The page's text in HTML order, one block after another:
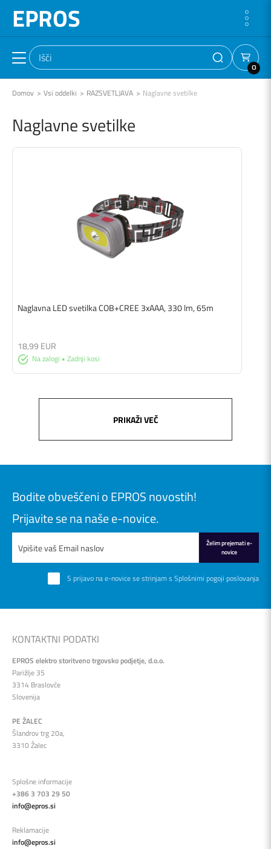
EPROS
0
Domov Vsi oddelki RAZSVETLJAVA Naglavne svetilke
Naglavne svetilke
Naglavna LED svetilka COB+CREE 3xAAA, 330 lm, 65m
Na zalogi • Zadnji kosi
18,99 EUR
PRIKAŽI VEČ
Bodite obveščeni o EPROS novostih!
Prijavite se na naše e-novice.
Želim prejemati e-
novice
S prijavo na e-novice se strinjam s Splošnimi pogoji poslovanja
KONTAKTNI PODATKI
EPROS elektro storitveno trgovsko podjetje, d.o.o.
Parižlje 35
3314 Braslovče
Slovenija
PE ŽALEC
Šlandrov trg 20a,
3310 Žalec
Splošne informacije
+386 3 703 29 50
info@epros.si
Reklamacije
info@epros.si